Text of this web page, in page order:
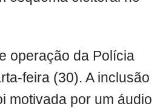
operação da Polícia
feira (30). A inclusão
motivada por um áudio